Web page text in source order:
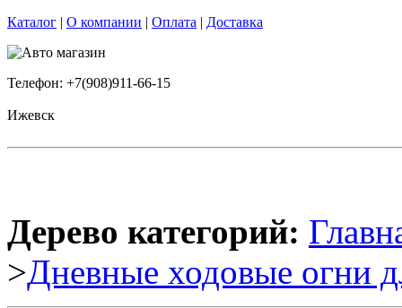
Каталог | О компании | Оплата | Доставка
Телефон: +7(908)911-66-15
Ижевск
Дерево категорий:
>Дневные ходовые огни